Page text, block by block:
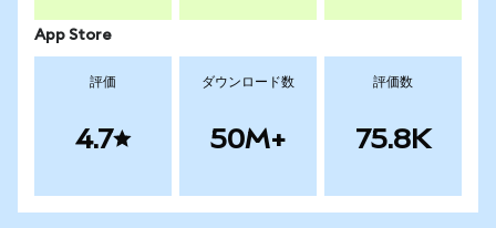
App Store
評価
4.7
ダウンロード数
50M+
評価数
75.8K